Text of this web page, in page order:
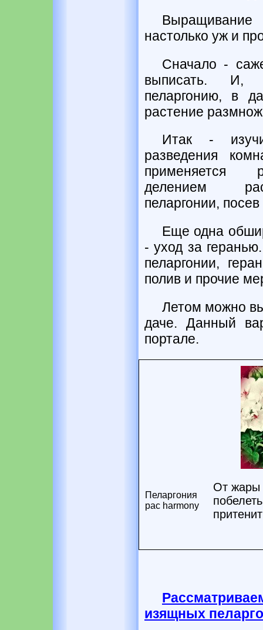
настолько уж и
Сначало -
выписать. И,
пеларгонию, в
растение
Итак -
разведения
применяется
делением
пеларгонии,
Еще одна
- уход за
пеларгонии,
полив и прочие
Летом можно
даче. Данный
портале.
Пеларгония
pac harmony
От жары
изящных